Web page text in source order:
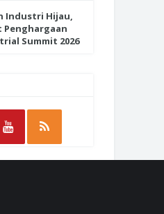
Industri Hijau,
Penghargaan
Summit 2026